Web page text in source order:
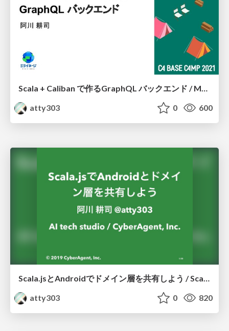
Scala + Caliban で作るGraphQL バックエンド / Making GraphQL Backend with Scala + Caliban
atty303
0 600
Scala.jsとAndroidでドメイン層を共有しよう / Scala.js and Android
atty303
0 820